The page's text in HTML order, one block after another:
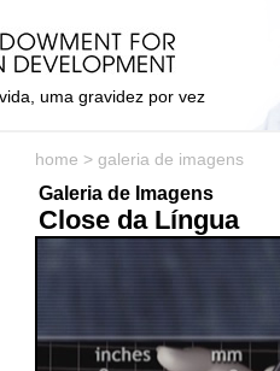
uma gravidez por vez
home > galeria de imagens
Galeria de Imagens
Close da Língua